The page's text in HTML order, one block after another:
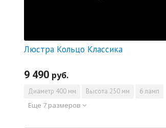
Люстра Кольцо Классика
9 490 руб.
Диаметр 400 мм Высота 250 мм 6 ламп
Еще 7 размеров